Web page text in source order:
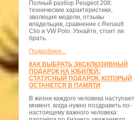
Полный разбор Peugeot 208:
технические характеристики,
эволюция модели, отзывы
владельцев, сравнение с Renault
Clio и VW Polo. Узнайте, стоит ли
брать.
Подробнее...
КАК ВЫБРАТЬ ЭКСКЛЮЗИВНЫЙ
ПОДАРОК НА ЮБИЛЕЙ:
СТАТУСНЫЙ ПОДАРОК, КОТОРЫЙ
ОСТАНЕТСЯ В ПАМЯТИ
В жизни каждого человека наступает
момент, когда нужно поздравить по-
настоящему важного человека: